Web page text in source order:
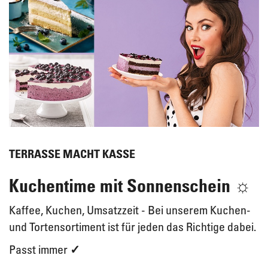
TERRASSE MACHT KASSE
Kuchentime mit Sonnenschein ☼
Kaffee, Kuchen, Umsatzzeit - Bei unserem Kuchen-
und Tortensortiment ist für jeden das Richtige dabei.
Passt immer ✓